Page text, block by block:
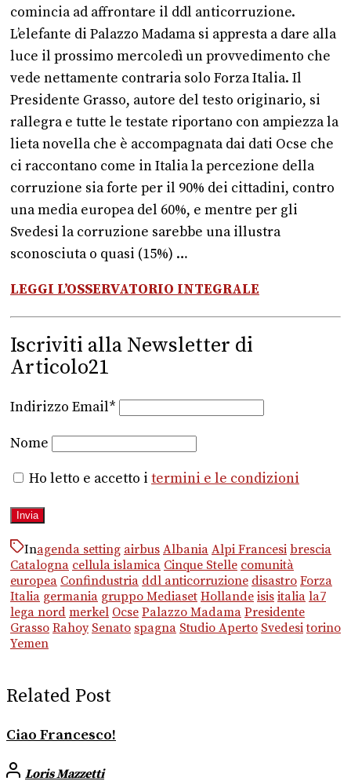
comincia ad affrontare il ddl anticorruzione.
L’elefante di Palazzo Madama si appresta a dare alla
luce il prossimo mercoledì un provvedimento che
vede nettamente contraria solo Forza Italia. Il
Presidente Grasso, autore del testo originario, si
rallegra e tutte le testate riportano con ampiezza la
lieta novella che è accompagnata dai dati Ocse che
ci raccontano come in Italia la percezione della
corruzione sia forte per il 90% dei cittadini, contro
una media europea del 60%, e mentre per gli
Svedesi la corruzione sarebbe una illustra
sconosciuta o quasi (15%) …
LEGGI L’OSSERVATORIO INTEGRALE
Iscriviti alla Newsletter di
Articolo21
Indirizzo Email*
Nome
Ho letto e accetto i termini e le condizioni
Inagenda setting airbus Albania Alpi Francesi brescia
Catalogna cellula islamica Cinque Stelle comunità
europea Confindustria ddl anticorruzione disastro Forza
Italia germania gruppo Mediaset Hollande isis italia la7
lega nord merkel Ocse Palazzo Madama Presidente
Grasso Rahoy Senato spagna Studio Aperto Svedesi torino
Yemen
Related Post
Ciao Francesco!
Loris Mazzetti